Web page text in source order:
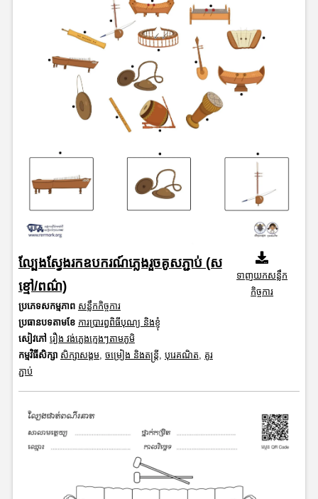
ល្បែងស្វែងរកឧបករណ៍ភ្លេងរួចគូសភ្ជាប់ (ស
ខ្មៅ/ពណ៌)
ប្រភេទសកម្មភាព សន្លឹកកិច្ចការ
ប្រធានបទតាមខែ ការប្រារព្ធពិធីបុណ្យ និងខ្ញុំ
សៀវភៅ រឿង វង់ភ្លេងក្មេងៗតាមភូមិ
កម្មវិធីសិក្សា សិក្សាសង្គម, ចម្រៀង និងតន្ត្រី បុរេគណិត
គូរ
ភ្ជាប់
ទាញយកសន្លឹក
កិច្ចការ